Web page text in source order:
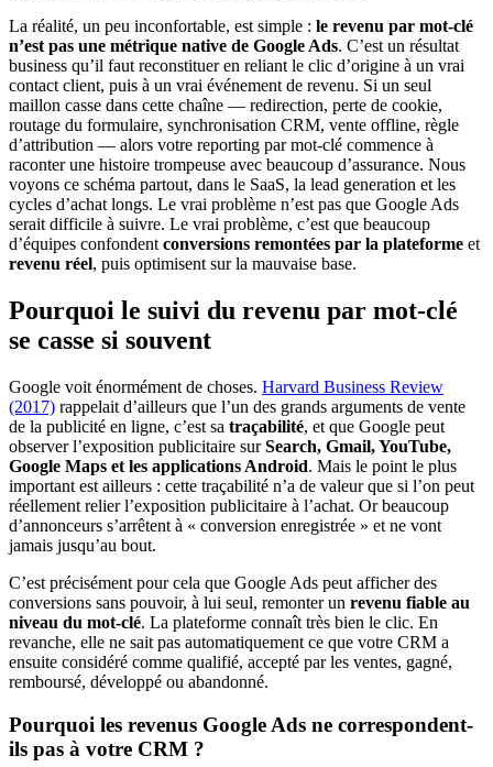
La réalité, un peu inconfortable, est simple : le revenu par mot-clé
n’est pas une métrique native de Google Ads. C’est un résultat
business qu’il faut reconstituer en reliant le clic d’origine à un vrai
contact client, puis à un vrai événement de revenu. Si un seul
maillon casse dans cette chaîne — redirection, perte de cookie,
routage du formulaire, synchronisation CRM, vente offline, règle
d’attribution — alors votre reporting par mot-clé commence à
raconter une histoire trompeuse avec beaucoup d’assurance. Nous
voyons ce schéma partout, dans le SaaS, la lead generation et les
cycles d’achat longs. Le vrai problème n’est pas que Google Ads
serait difficile à suivre. Le vrai problème, c’est que beaucoup
d’équipes confondentconversions remontées par la plateforme et
revenu réel, puis optimisent sur la mauvaise base.
Pourquoi le suivi du revenu par mot-clé
se casse si souvent
Google voit énormément de choses. Harvard Business Review
(2017) rappelait d’ailleurs que l’un des grands arguments de vente
de la publicité en ligne, c’est sa traçabilité, et que Google peut
observer l’exposition publicitaire surSearch, Gmail, YouTube,
Google Maps et les applications Android. Mais le point le plus
important est ailleurs : cette traçabilité n’a de valeur que si l’on peut
réellement relier l’exposition publicitaire à l’achat. Or beaucoup
d’annonceurs s’arrêtent à « conversion enregistrée » et ne vont
jamais jusqu’au bout.
C’est précisément pour cela que Google Ads peut afficher des
conversions sans pouvoir, à lui seul, remonter un revenu fiable au
niveau du mot-clé. La plateforme connaît très bien le clic. En
revanche, elle ne sait pas automatiquement ce que votre CRM a
ensuite considéré comme qualifié, accepté par les ventes, gagné,
remboursé, développé ou abandonné.
Pourquoi les revenus Google Ads ne correspondent-
ils pas à votre CRM ?